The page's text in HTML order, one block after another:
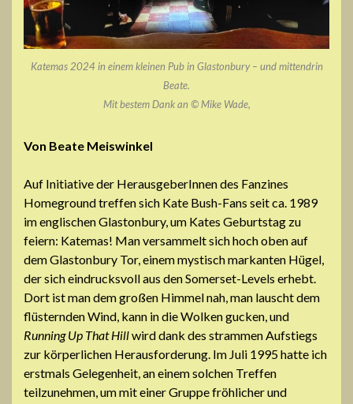
Katemas 2024 in einem kleinen Pub in Glastonbury – und mittendrin
Beate.
Mit bestem Dank an © Mike Wade,
Von Beate Meiswinkel
Auf Initiative der HerausgeberInnen des Fanzines
Homeground treffen sich Kate Bush-Fans seit ca. 1989
im englischen Glastonbury, um Kates Geburtstag zu
feiern: Katemas! Man versammelt sich hoch oben auf
dem Glastonbury Tor, einem mystisch markanten Hügel,
der sich eindrucksvoll aus den Somerset-Levels erhebt.
Dort ist man dem großen Himmel nah, man lauscht dem
flüsternden Wind, kann in die Wolken gucken, und
Running Up That Hillwird dank des strammen Aufstiegs
zur körperlichen Herausforderung. Im Juli 1995 hatte ich
erstmals Gelegenheit, an einem solchen Treffen
teilzunehmen, um mit einer Gruppe fröhlicher und